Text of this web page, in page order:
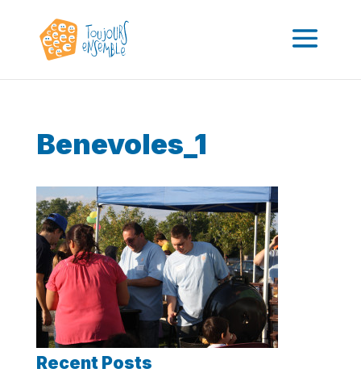
Benevoles_1
Recent Posts